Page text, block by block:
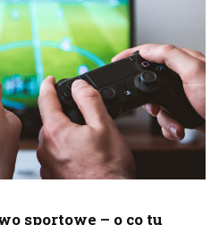
sportowe – o co tu